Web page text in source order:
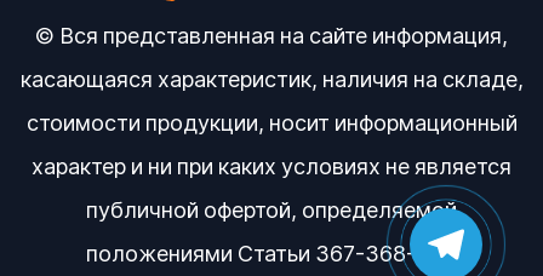
© Вся представленная на сайте информация,
касающаяся характеристик, наличия на складе,
стоимости продукции, носит информационный
характер и ни при каких условиях не является
публичной офертой, определяемой
положениями Статьи 367-368-369